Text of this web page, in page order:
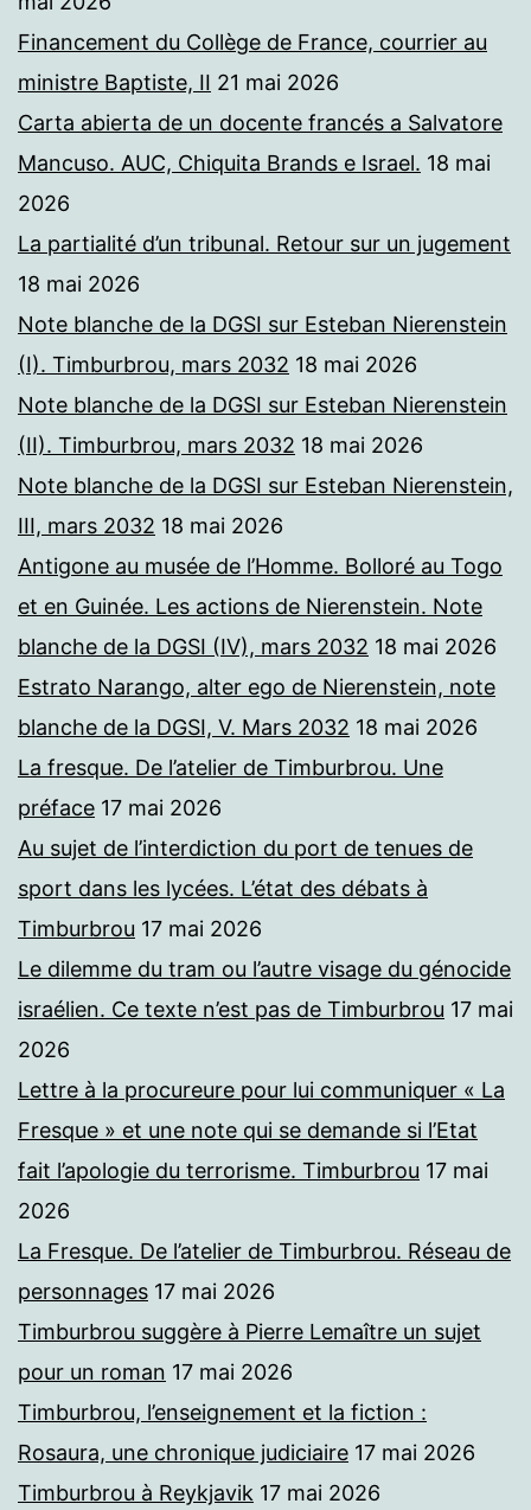
Financement du Collège de France, courrier au
ministre Baptiste, II 21 mai 2026
Carta abierta de un docente francés a Salvatore
Mancuso. AUC, Chiquita Brands e Israel. 18 mai
2026
La partialité d’un tribunal. Retour sur un jugement
18 mai 2026
Note blanche de la DGSI sur Esteban Nierenstein
(I). Timburbrou, mars 2032 18 mai 2026
Note blanche de la DGSI sur Esteban Nierenstein
(II). Timburbrou, mars 2032 18 mai 2026
Note blanche de la DGSI sur Esteban Nierenstein,
III, mars 2032 18 mai 2026
Antigone au musée de l’Homme. Bolloré au Togo
et en Guinée. Les actions de Nierenstein. Note
blanche de la DGSI (IV), mars 2032 18 mai 2026
Estrato Narango, alter ego de Nierenstein, note
blanche de la DGSI, V. Mars 2032 18 mai 2026
La fresque. De l’atelier de Timburbrou. Une
préface 17 mai 2026
Au sujet de l’interdiction du port de tenues de
sport dans les lycées. L’état des débats à
Timburbrou 17 mai 2026
Le dilemme du tram ou l’autre visage du génocide
israélien. Ce texte n’est pas de Timburbrou 17 mai
2026
Lettre à la procureure pour lui communiquer « La
Fresque » et une note qui se demande si l’Etat
fait l’apologie du terrorisme. Timburbrou 17 mai
2026
La Fresque. De l’atelier de Timburbrou. Réseau de
personnages 17 mai 2026
Timburbrou suggère à Pierre Lemaître un sujet
pour un roman 17 mai 2026
Timburbrou, l’enseignement et la fiction :
Rosaura, une chronique judiciaire 17 mai 2026
Timburbrou à Reykjavik 17 mai 2026